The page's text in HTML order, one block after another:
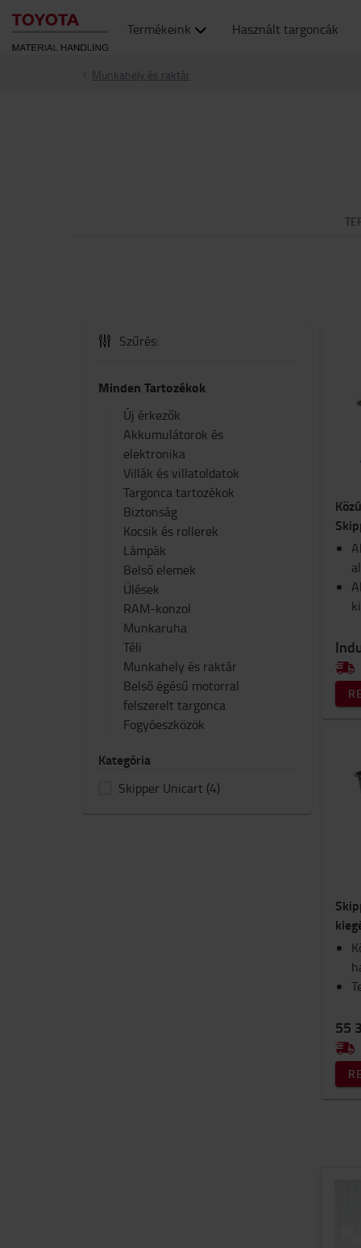
Termékeink Használt targoncák
Munkahely és raktár
Szűrés:
Minden Tartozékok
Új érkezők
Akkumulátorok és
elektronika
Villák és villatoldatok
Targonca tartozékok
Biztonság
Kocsik és rollerek
Lámpák
Belső elemek
Ülések
RAM-konzol
Munkaruha
Téli
Munkahely és raktár
Belső égésű motorral
felszerelt targonca
Fogyóeszközök
Kategória
Skipper Unicart (4)
55